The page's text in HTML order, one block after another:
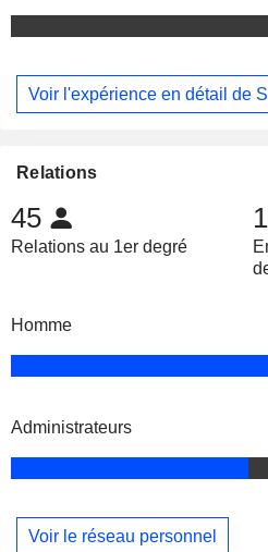
Voir l'expérience en détail de
Relations
45
Relations au 1er degré
Homme
Administrateurs
Voir le réseau personnel